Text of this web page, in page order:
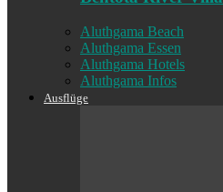
Aluthgama Beach
Aluthgama Essen
Aluthgama Hotels
Aluthgama Infos
Ausflüge